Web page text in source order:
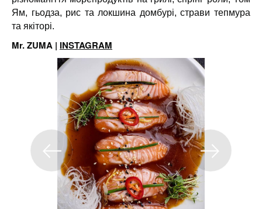
Ям, гьодза, рис та локшина домбурі, страви тепмура
та якіторі.
Mr. ZUMA | INSTAGRAM